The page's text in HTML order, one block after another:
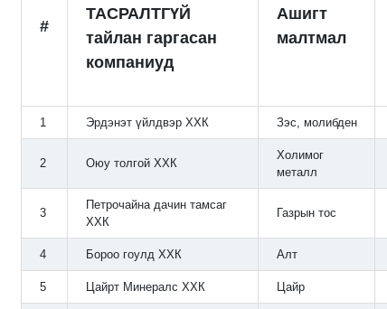
#
ТАСРАЛТГҮЙ
тайлан гаргасан
компаниуд
Ашигт
малтмал
1 Эрдэнэт үйлдвэр ХХК Зэс, молибден
2 Оюу толгой ХХК
Холимог
металл
3
Петрочайна дачин тамсаг
ХХК
Газрын тос
4 Бороо гоулд ХХК Алт
5 Цайрт Минералс ХХК Цайр